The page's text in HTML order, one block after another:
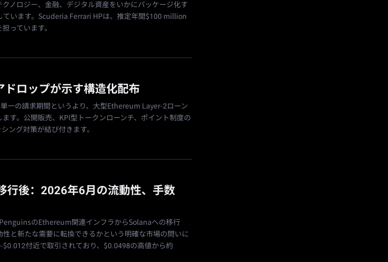
ノロジー、金融、デジタル資産をいかにパッケージ化す
ています。Scuderia Ferrari HPは、推定年間$100 million
っています。
ロップが示す構造化配布
一の請求期間というより、大型Ethereum Layer-2ローン
す。公開販売、KPI型トークンローンチ、ポイント制度の
ング対策が結び付きます。
行後：2026年6月の流動性、手数
のEthereum関連インフラからSolanaへの移行
と新たな需要に転換できるかという明確な市場の問いに
付近で取引されており、$0.0498の高値から約